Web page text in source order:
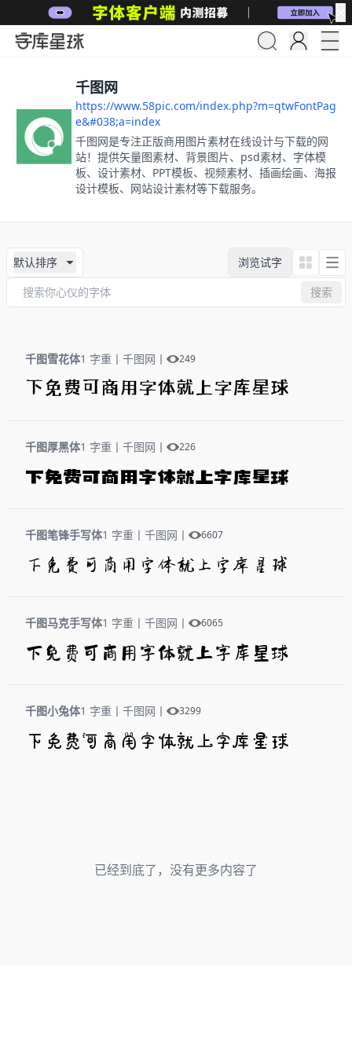
千图网
https://www.58pic.com/index.php?m=qtwFontPag
e&#038;a=index
千图网是专注正版商用图片素材在线设计与下载的网
站！提供矢量图素材、背景图片、psd素材、字体模
板、设计素材、PPT模板、视频素材、插画绘画、海报
设计模板、网站设计素材等下载服务。
默认排序
浏览试字
搜索
千图雪花体1 字重 丨 千图网 丨 249
下免费可商用字体就上字库星球
千图厚黑体1 字重 丨 千图网 丨 226
下免费可商用字体就上字库星球
千图笔锋手写体1 字重 丨 千图网 丨 6607
下免费可商用字体就上字库星球
千图马克手写体1 字重 丨 千图网 丨 6065
下免费可商用字体就上字库星球
千图小兔体1 字重 丨 千图网 丨 3299
下免费可商用字体就上字库星球
已经到底了，没有更多内容了